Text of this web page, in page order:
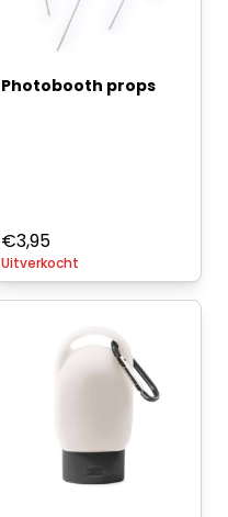
Photobooth props
€3,95
Uitverkocht